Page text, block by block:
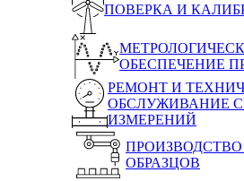
ПОВЕРКА И
ОБЕСПЕЧЕНИЕ
РЕМОНТ И
ОБСЛУЖИВАНИЕ
ИЗМЕРЕНИЙ
ОБРАЗЦОВ